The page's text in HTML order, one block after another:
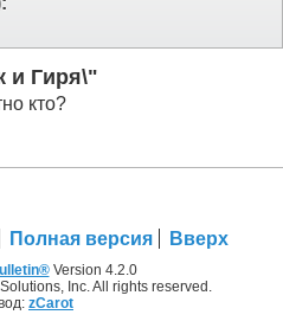
и Гиря\"
кто?
Полная версия Вверх
Version 4.2.0
Inc. All rights reserved.
zCarot